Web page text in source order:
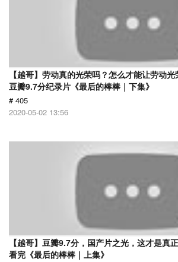
【越哥】劳动真的光荣吗？怎么才能让劳动
豆瓣9.7分纪录片《最后的棒棒｜下集》
# 405
2020-05-02 13:56
【越哥】豆瓣9.7分，国产片之光，这才是真
看完《最后的棒棒｜上集》